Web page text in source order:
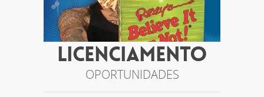
LICENCIAMENTO
OPORTUNIDADES